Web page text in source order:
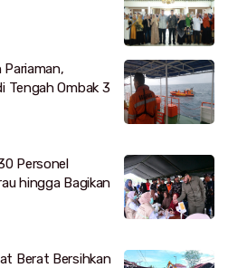
Pariaman,
Tengah Ombak 3
Personel
hingga Bagikan
Berat Bersihkan